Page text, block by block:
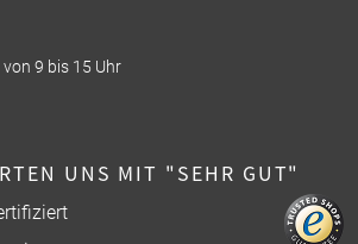
9 bis 15 Uhr
UNS MIT "SEHR GUT"